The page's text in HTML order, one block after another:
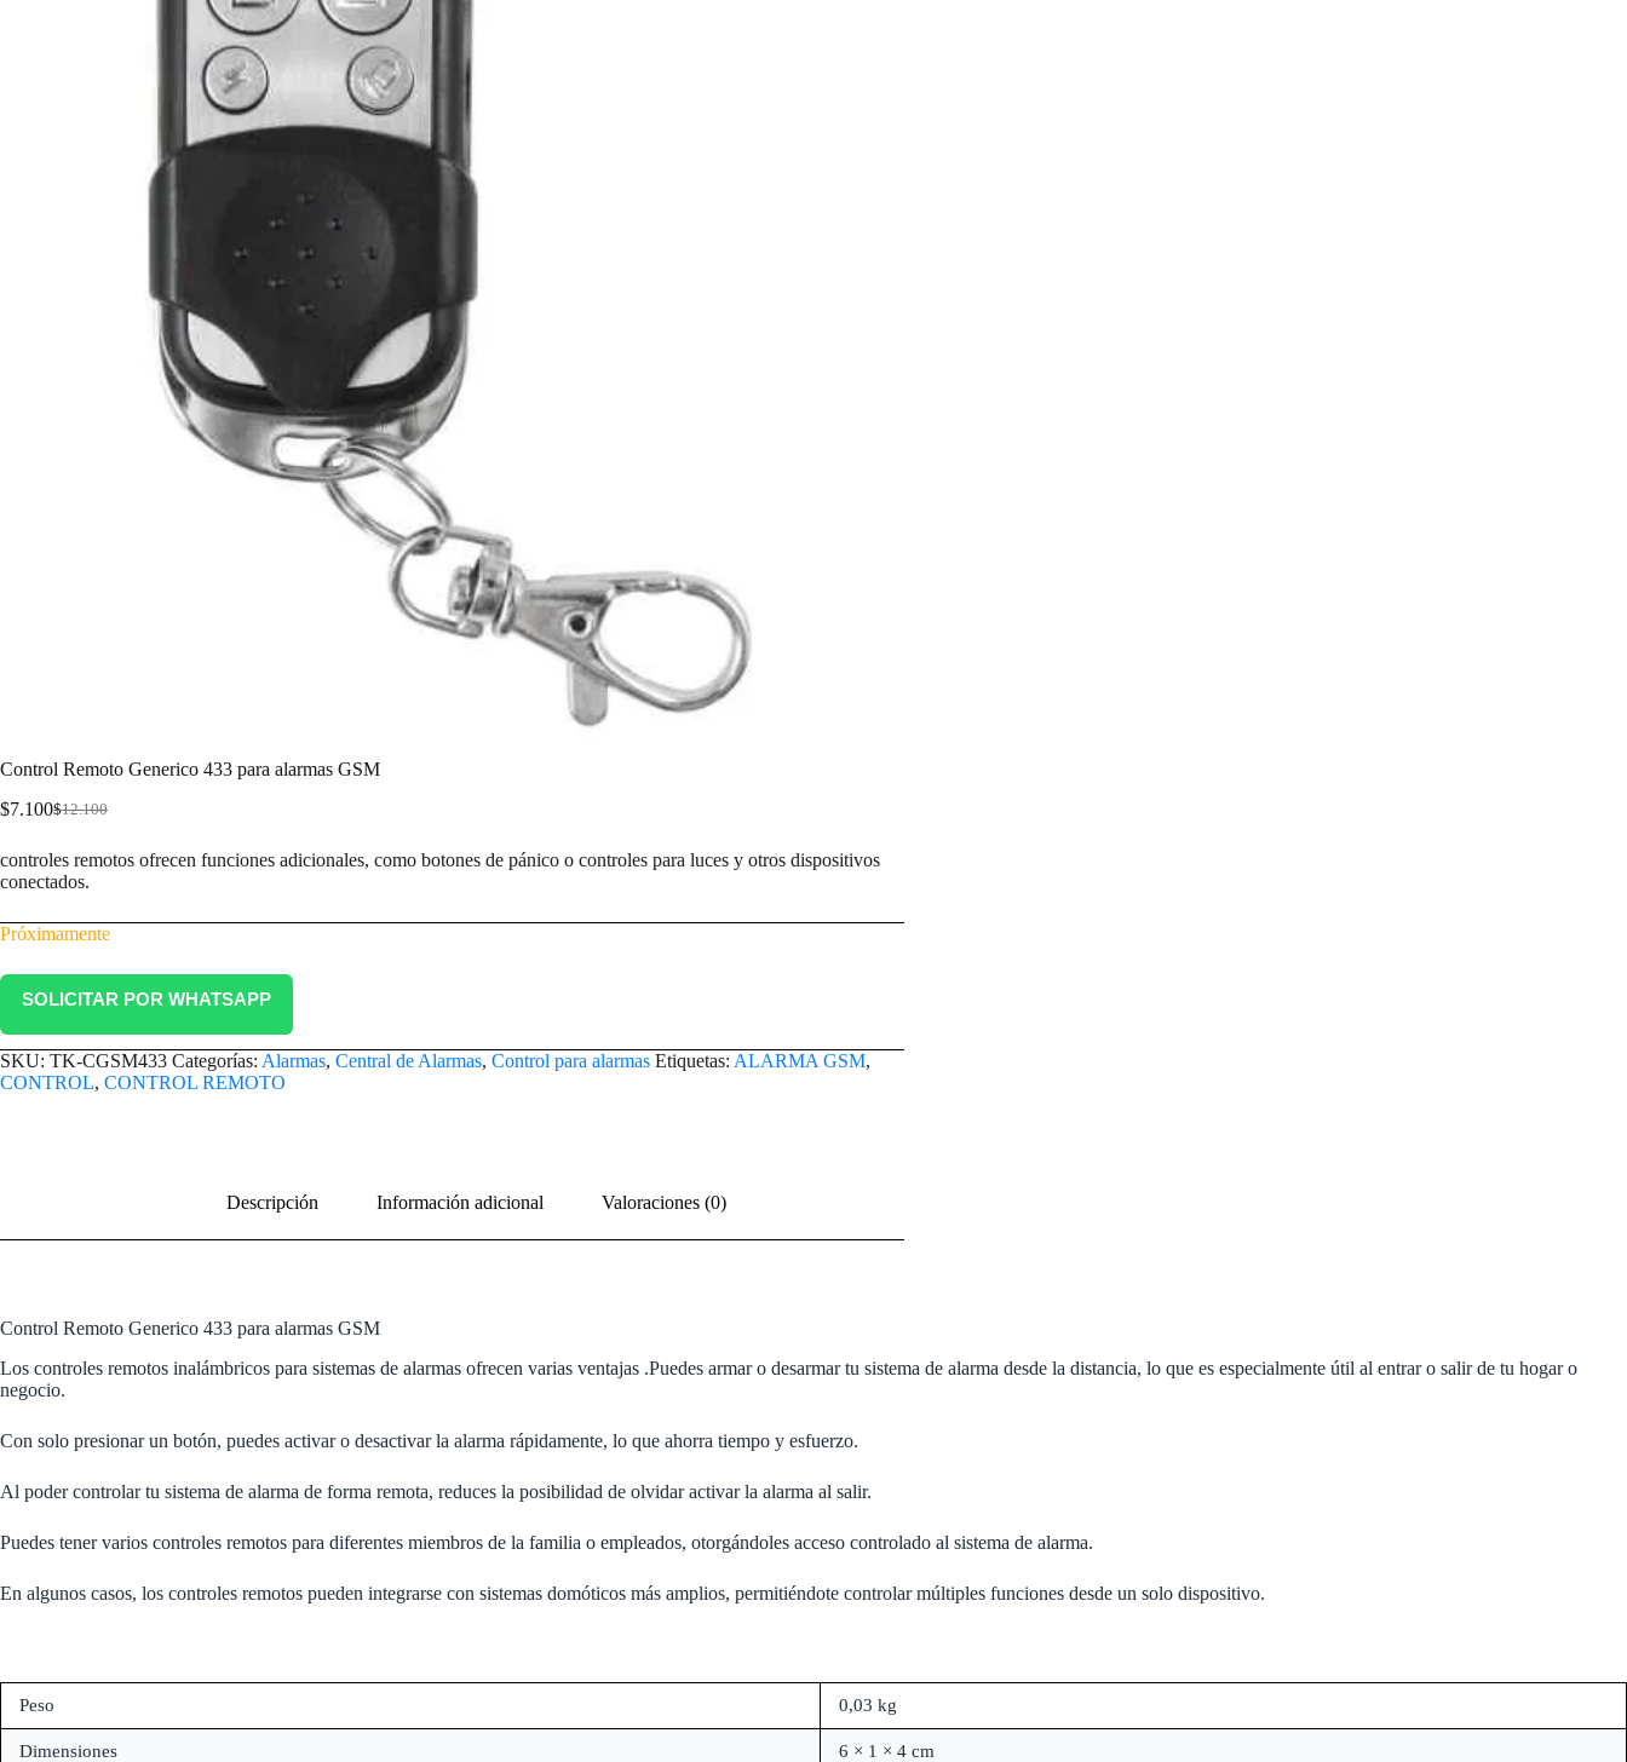
Control Remoto Generico 433 para alarmas GSM
$12.100
$7.100
controles remotos ofrecen funciones adicionales, como botones de pánico o controles para luces y otros dispositivos
conectados.
Próximamente
SOLICITAR POR WHATSAPP
SKU: TK-CGSM433 Categorías: Alarmas, Central de Alarmas, Control para alarmas Etiquetas: ALARMA GSM,
CONTROL, CONTROL REMOTO
Descripción Información adicional Valoraciones (0)
Control Remoto Generico 433 para alarmas GSM
Los controles remotos inalámbricos para sistemas de alarmas ofrecen varias ventajas .Puedes armar o desarmar tu sistema de alarma desde la distancia, lo que es especialmente útil al entrar o salir de tu hogar o
negocio.
Con solo presionar un botón, puedes activar o desactivar la alarma rápidamente, lo que ahorra tiempo y esfuerzo.
Al poder controlar tu sistema de alarma de forma remota, reduces la posibilidad de olvidar activar la alarma al salir.
Puedes tener varios controles remotos para diferentes miembros de la familia o empleados, otorgándoles acceso controlado al sistema de alarma.
En algunos casos, los controles remotos pueden integrarse con sistemas domóticos más amplios, permitiéndote controlar múltiples funciones desde un solo dispositivo.
Peso 0,03 kg
Dimensiones 6 × 1 × 4 cm